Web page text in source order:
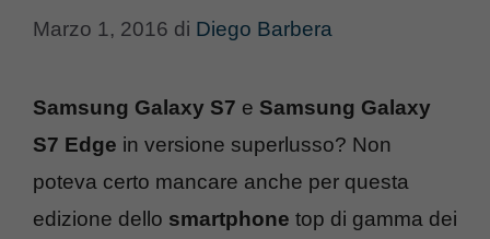
Marzo 1, 2016 di Diego Barbera
Samsung Galaxy S7 e Samsung Galaxy
S7 Edge in versione superlusso? Non
poteva certo mancare anche per questa
edizione dello smartphone top di gamma dei